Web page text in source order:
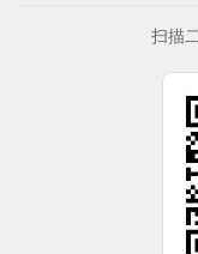
扫描